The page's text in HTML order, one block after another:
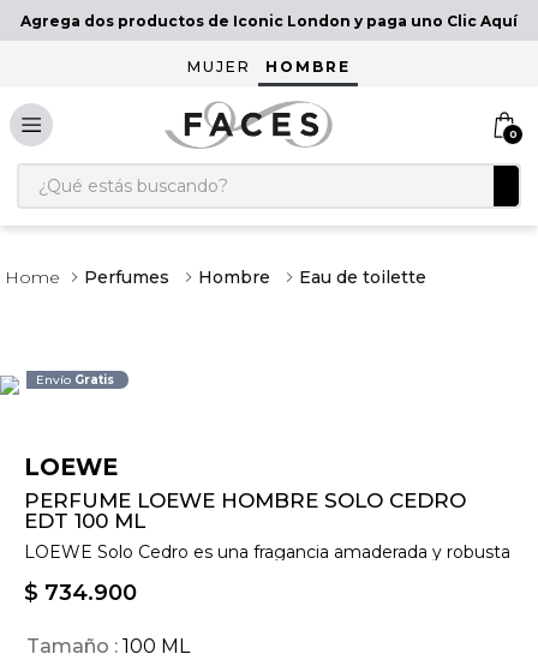
Agrega dos productos de Iconic London y paga uno Clic Aquí
MUJER HOMBRE
0
¿Qué estás buscando?
Perfumes Hombre Eau de toilette
Envío Gratis
LOEWE
PERFUME LOEWE HOMBRE SOLO CEDRO
EDT 100 ML
LOEWE Solo Cedro es una fragancia amaderada y robusta
$ 734.900
Tamaño 100 ML